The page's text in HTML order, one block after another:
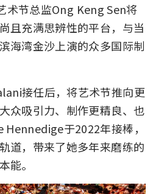
节总监Ong Keng Sen将
且充满思辨性的平台，与当
海湾金沙上演的众多国际制
接任后，将艺术节推向更
众吸引力、制作更精良、也
于2022年接棒，
道，带来了她多年来磨练的
能。